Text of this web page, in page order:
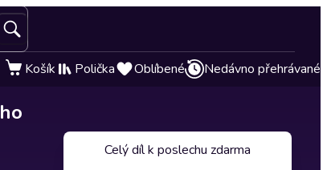
Košík Polička Oblíbené Nedávno přehrávané
Celý díl k poslechu zdarma